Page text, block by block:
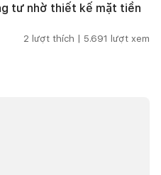
tư nhờ thiết kế mặt tiền
2 lượt thích | 5.691 lượt xem